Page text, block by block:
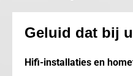
Geluid dat bij
Hifi-installaties en